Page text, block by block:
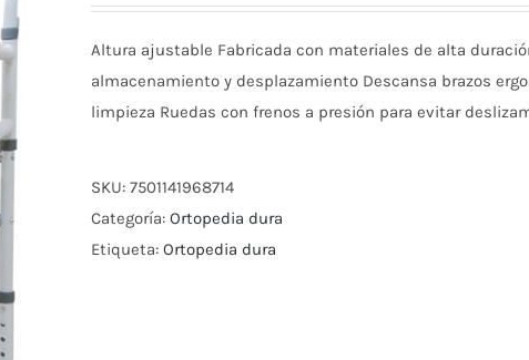
Altura ajustable Fabricada con materiales de alta
almacenamiento y desplazamiento Descansa brazos
limpieza Ruedas con frenos a presión para evitar
SKU: 7501141968714
Categoría: Ortopedia dura
Etiqueta: Ortopedia dura